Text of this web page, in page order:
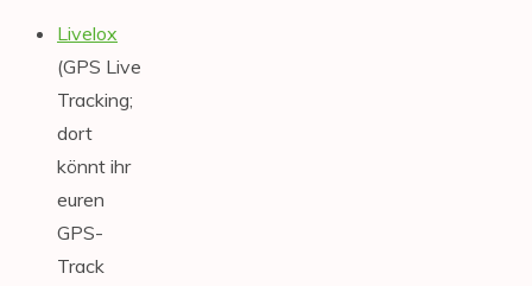
Livelox
(GPS Live
Tracking;
dort
könnt ihr
euren
GPS-
Track